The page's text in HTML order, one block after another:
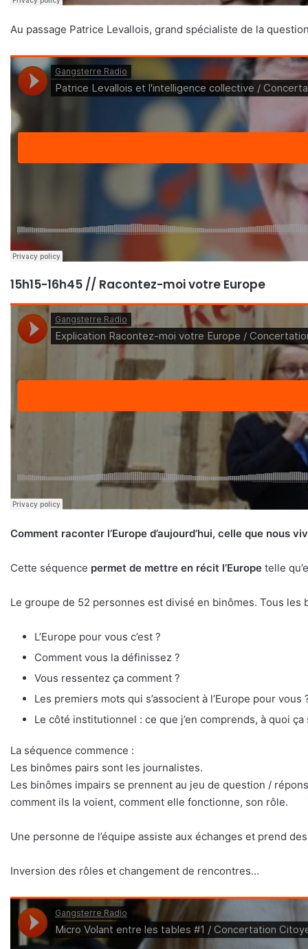
Au passage Patrice Levallois, grand spécialiste de la
15h15-16h45 // Racontez-moi votre Europe
Comment raconter l’Europe d’aujourd’hui, celle que nous
Cette séquence permet de mettre en récit l’Europe telle
Le groupe de 52 personnes est divisé en binômes. Tous
L’Europe pour vous c’est ?
Comment vous la définissez ?
Vous ressentez ça comment ?
Les premiers mots qui s’associent à l’Europe pour vous
Le côté institutionnel : ce que j’en comprends, à quoi
La séquence commence :
Les binômes pairs sont les journalistes.
Les binômes impairs se prennent au jeu de question /
comment ils la voient, comment elle fonctionne, son rôle.
Une personne de l’équipe assiste aux échanges et prend
Inversion des rôles et changement de rencontres…